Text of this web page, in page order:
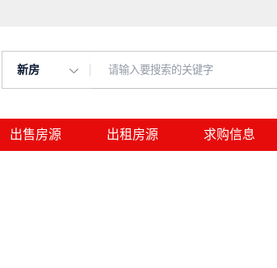
新房
出售房源 出租房源 求购信息